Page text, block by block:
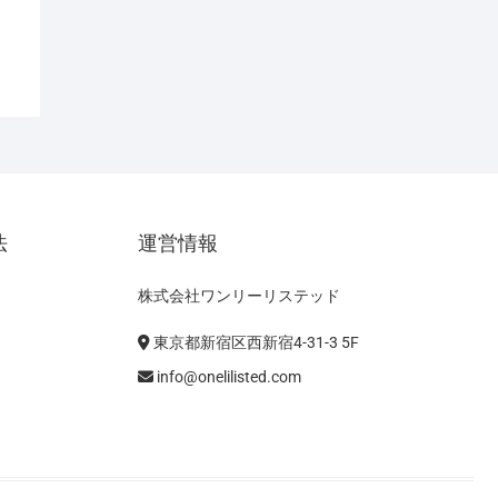
運営情報
株式会社ワンリーリステッド
東京都新宿区西新宿4-31-3 5F
info@onelilisted.com